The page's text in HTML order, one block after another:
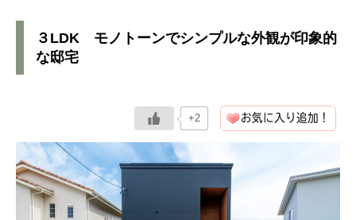
３LDK モノトーンでシンプルな外観が印象的
な邸宅
+2 お気に入り追加！